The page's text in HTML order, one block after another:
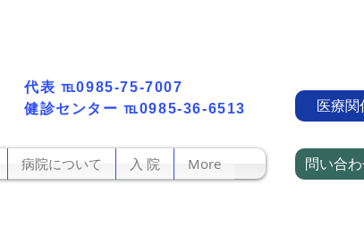
​健診センター℡0985-36-6513
代表​ ℡0985-75-7007
医療関
病院について 入 院 More 問い合